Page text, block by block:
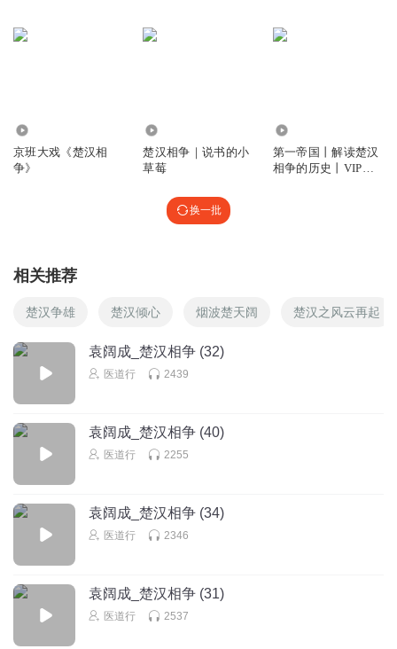
京班大戏《楚汉相
争》
楚汉相争｜说书的小
草莓
第一帝国丨解读楚汉
相争的历史丨VIP免
换一批
相关推荐
楚汉争雄 楚汉倾心 烟波楚天阔 楚汉之风云再起
袁阔成_楚汉相争 (32)
医道行 2439
袁阔成_楚汉相争 (40)
医道行 2255
袁阔成_楚汉相争 (34)
医道行 2346
袁阔成_楚汉相争 (31)
医道行 2537